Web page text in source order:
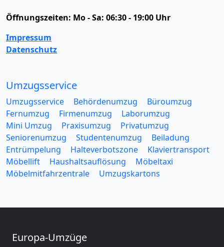
Öffnungszeiten: Mo - Sa: 06:30 - 19:00 Uhr
Impressum
Datenschutz
Umzugsservice
Umzugsservice Behördenumzug
Büroumzug
Fernumzug
Firmenumzug
Laborumzug
Mini Umzug
Praxisumzug
Privatumzug
Seniorenumzug
Studentenumzug
Beiladung
Entrümpelung
Halteverbotszone
Klaviertransport
Möbellift
Haushaltsauflösung
Möbeltaxi
Möbelmitfahrzentrale
Umzugskartons
Europa-Umzüge